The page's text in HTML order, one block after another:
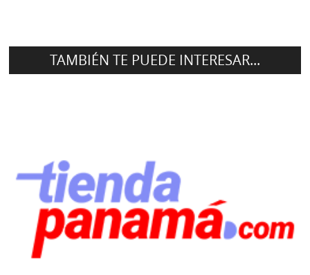
TAMBIÉN TE PUEDE INTERESAR...